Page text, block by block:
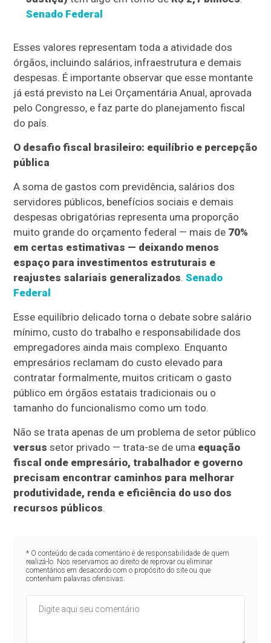
Senado Federal
Esses valores representam toda a atividade dos
órgãos, incluindo salários, infraestrutura e demais
despesas. É importante observar que esse montante
já está previsto na Lei Orçamentária Anual, aprovada
pelo Congresso, e faz parte do planejamento fiscal
do país.
O desafio fiscal brasileiro: equilíbrio e percepção
pública
A soma de gastos com previdência, salários dos
servidores públicos, benefícios sociais e demais
despesas obrigatórias representa uma proporção
muito grande do orçamento federal — mais de 70%
em certas estimativas — deixando menos
espaço para investimentos estruturais e
reajustes salariais generalizados.Senado
Federal
Esse equilíbrio delicado torna o debate sobre salário
mínimo, custo do trabalho e responsabilidade dos
empregadores ainda mais complexo. Enquanto
empresários reclamam do custo elevado para
contratar formalmente, muitos criticam o gasto
público em órgãos estatais tradicionais ou o
tamanho do funcionalismo como um todo.
Não se trata apenas de um problema de setor público
versus setor privado — trata-se de uma equação
fiscal onde empresário, trabalhador e governo
precisam encontrar caminhos para melhorar
produtividade, renda e eficiência do uso dos
recursos públicos.
* O conteúdo de cada comentário é de responsabilidade de quem
realizá-lo. Nos reservamos ao direito de reprovar ou eliminar
comentários em desacordo com o propósito do site ou que
contenham palavras ofensivas.